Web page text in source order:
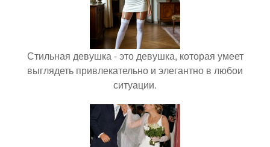
Стильная девушка - это девушка, которая умеет
выглядеть привлекательно и элегантно в любои
ситуации.